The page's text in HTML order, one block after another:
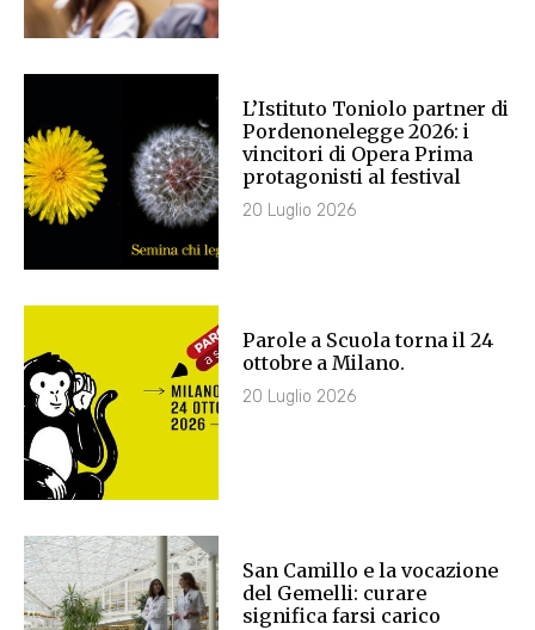
L’Istituto Toniolo partner di
Pordenonelegge 2026: i
vincitori di Opera Prima
protagonisti al festival
20 Luglio 2026
Parole a Scuola torna il 24
ottobre a Milano.
20 Luglio 2026
San Camillo e la vocazione
del Gemelli: curare
significa farsi carico